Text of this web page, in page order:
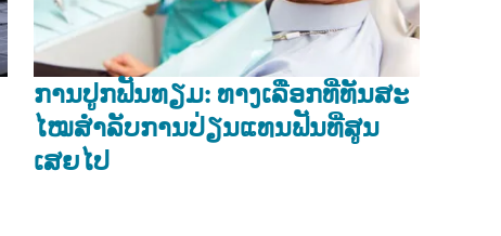
ກາ​ນ​ປູກ​ຟັນ​ທຽມ: ທາງ​ເລືອກ​ທີ່​ທັນ​ສະ​
ໄໝ​ສຳ​ລັບ​ການ​ປ່ຽນ​ແທນ​ຟັນ​ທີ່​ສູນ​
ເສຍ​ໄປ